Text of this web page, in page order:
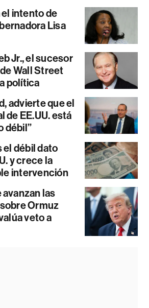
intento de
Lisa
Jr., el sucesor
Wall Street
política
advierte que el
de EE.UU. está
débil”
el débil dato
y crece la
intervención
las
Ormuz
veto a